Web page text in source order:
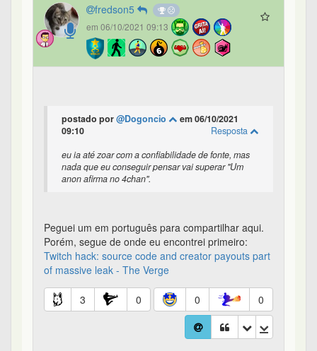
fredson5
em 06/10/2021 09:13
postado por@Dogoncio
em 06/10/2021
09:10
Resposta
eu ia até zoar com a confiabilidade de fonte, mas
nada que eu conseguir pensar vai superar "Um
anon afirma no 4chan".
Peguei um em português para compartilhar aqui.
Porém, segue de onde eu encontrei primeiro:
Twitch hack: source code and creator payouts part
of massive leak - The Verge
3 0 0 0